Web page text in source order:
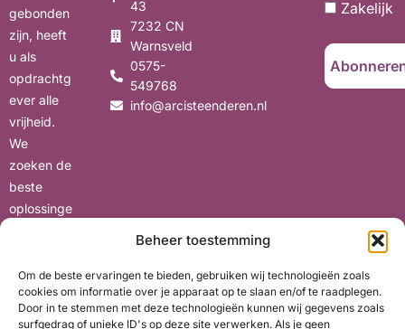
Beheer toestemming
Om de beste ervaringen te bieden, gebruiken wij technologieën zoals
cookies om informatie over je apparaat op te slaan en/of te raadplegen.
Door in te stemmen met deze technologieën kunnen wij gegevens zoals
surfgedrag of unieke ID's op deze site verwerken. Als je geen
gebonden
zijn, heeft
u als
opdrachtg
ever alle
vrijheid.
We
zoeken de
beste
oplossinge
met oog
voor uw
wensen en
43
7232 CN
Warnsveld
0575-
549768
info@arcisteenderen.nl
Zakelijk